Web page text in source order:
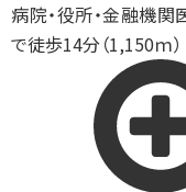
病院・役所・金融機関
で徒歩14分（1,150ｍ）